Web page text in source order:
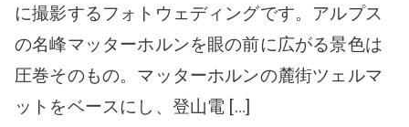
に撮影するフォトウェディングです。アルプス
の名峰マッターホルンを眼の前に広がる景色は
圧巻そのもの。マッターホルンの麓街ツェルマ
ットをベースにし、登山電 […]